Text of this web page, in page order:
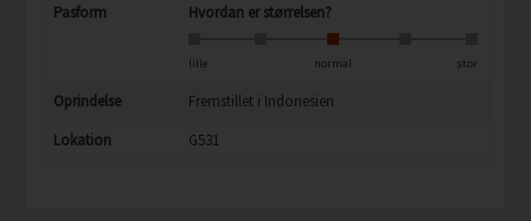
Pasform
Hvordan er størrelsen?
lille normal stor
Oprindelse
Fremstillet i Indonesien
Lokation
G531